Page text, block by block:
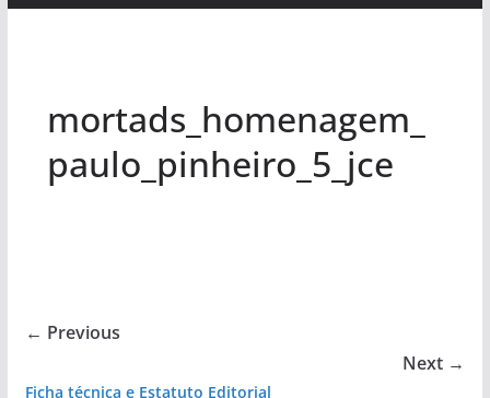
mortads_homenagem_
paulo_pinheiro_5_jce
← Previous
Next →
Ficha técnica e Estatuto Editorial